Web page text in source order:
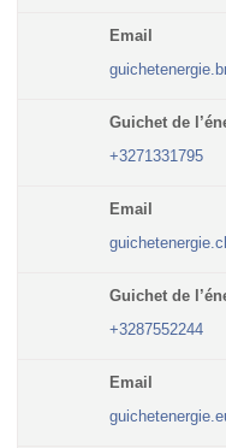
Email
Guichet de
+3271331795
Email
Guichet de
+3287552244
Email